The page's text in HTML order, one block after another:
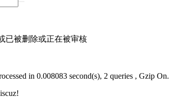
已被删除或正在被审核
in 0.008083 second(s), 2 queries , Gzip On.